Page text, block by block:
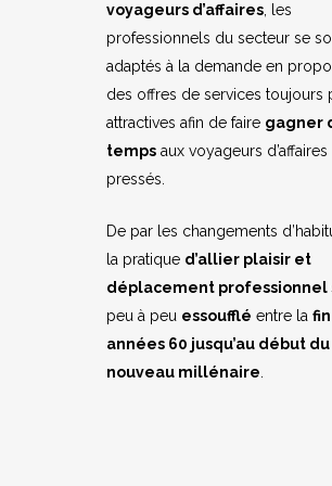
voyageurs d’affaires , les
professionnels du secteur se
adaptés à la demande en
des offres de services toujours
attractives afin de faire gagner
temps aux voyageurs d’affaires
pressés.
De par les changements
la pratique d’allier plaisir et
déplacement professionnel
peu à peu essoufflé entre la
années 60 jusqu’au début du
nouveau millénaire